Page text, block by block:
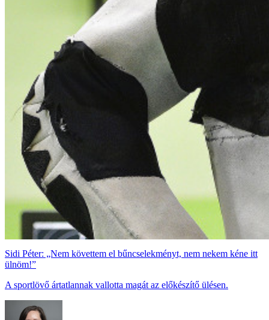
Sidi Péter: „Nem követtem el bűncselekményt, nem nekem kéne itt
ülnöm!”
A sportlövő ártatlannak vallotta magát az előkészítő ülésen.